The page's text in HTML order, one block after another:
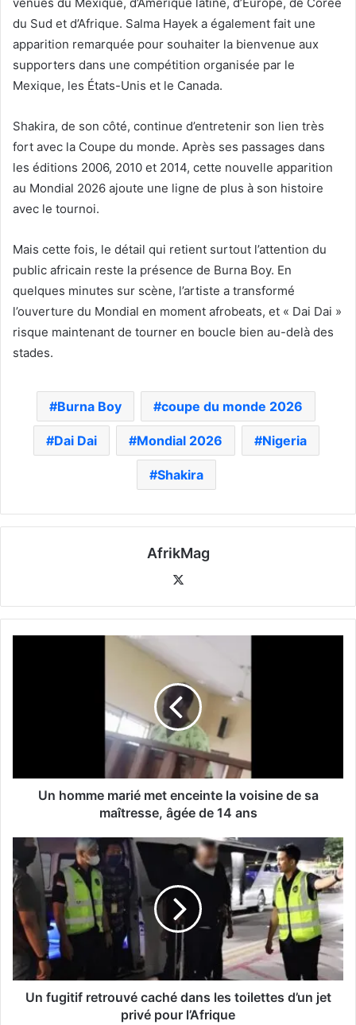
du Sud et d’Afrique. Salma Hayek a également fait une
apparition remarquée pour souhaiter la bienvenue aux
supporters dans une compétition organisée par le
Mexique, les États-Unis et le Canada.
Shakira, de son côté, continue d’entretenir son lien très
fort avec la Coupe du monde. Après ses passages dans
les éditions 2006, 2010 et 2014, cette nouvelle apparition
au Mondial 2026 ajoute une ligne de plus à son histoire
avec le tournoi.
Mais cette fois, le détail qui retient surtout l’attention du
public africain reste la présence de Burna Boy. En
quelques minutes sur scène, l’artiste a transformé
l’ouverture du Mondial en moment afrobeats, et « Dai Dai »
risque maintenant de tourner en boucle bien au-delà des
stades.
Burna Boy coupe du monde 2026
Dai Dai Mondial 2026 Nigeria
Shakira
AfrikMag
Un homme marié met enceinte la voisine de sa
maîtresse, âgée de 14 ans
Un fugitif retrouvé caché dans les toilettes d’un jet
privé pour l’Afrique